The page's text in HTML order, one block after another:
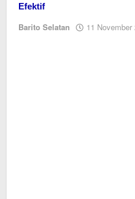
Efektif
Barito Selatan 11 November